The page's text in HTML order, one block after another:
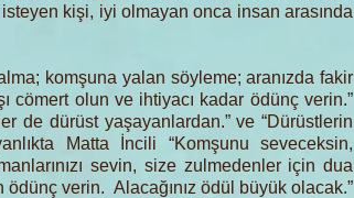
kişi, iyi olmayan onca insan arasında
komşuna yalan söyleme; aranızda fakir
cömert olun ve ihtiyacı kadar ödünç verin.”
de dürüst yaşayanlardan.” ve “Dürüstlerin
Matta İncili “Komşunu seveceksin,
sevin, size zulmedenler için dua
ödünç verin. Alacağınız ödül büyük olacak.”